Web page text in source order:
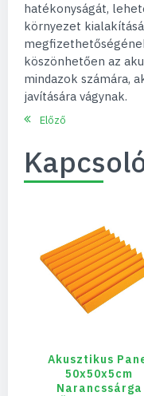
hatékonyságát,
környezet
köszönhetően az
mindazok számára,
javítására vágynak.
Előző
Akusztikus
50x50x5cm
Narancssárga